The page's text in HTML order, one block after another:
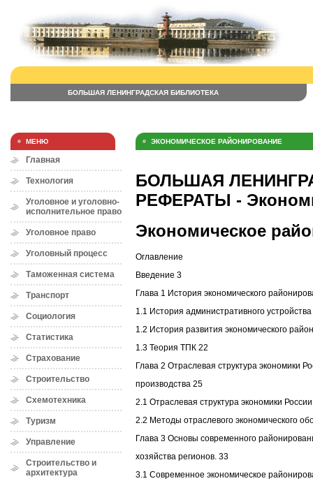
БОЛЬШАЯ ЛЕНИНГРАДСКАЯ БИБЛИОТЕКА
МЕНЮ
Главная
Технология
Уголовное и уголовно-
исполнительное право
Уголовное право
Уголовный процесс
Таможенная система
Транспорт
Социология
Статистика
Страхование
Строительство
Схемотехника
Туризм
Управление
Строительство и
архитектура
ЭКОНОМИЧЕСКОЕ РАЙОНИРОВАНИЕ
БОЛЬШАЯ
РЕФЕРАТЫ -
Экономическое
Оглавление
Введение 3
Глава 1 История экономического
1.1 История административного
1.2 История развития экономического
1.3 Теория ТПК 22
Глава 2 Отраслевая структура экономики
производства 25
2.1 Отраслевая структура экономики
2.2 Методы отраслевого экономического
Глава 3 Основы современного
хозяйства регионов. 33
3.1 Современное экономическое